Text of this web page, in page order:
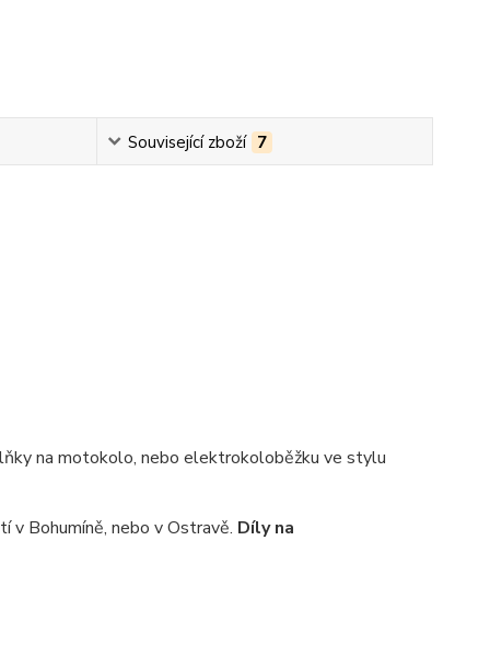
Související zboží 7
na motokolo, nebo elektrokoloběžku ve stylu
v Bohumíně, nebo v Ostravě. Díly na